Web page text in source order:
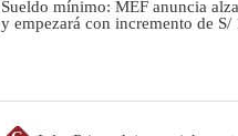
Sueldo mínimo: MEF anuncia
y empezará con incremento de S/